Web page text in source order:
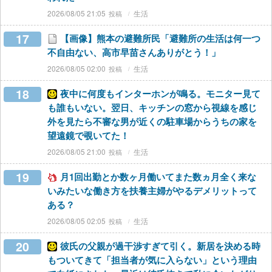
2026/08/05 21:05 生活
17
【画像】熊本の避難所民「避難所の生活は何一つ
不自由ない、高市早苗さんありがとう！」
2026/08/05 02:00 生活
18
夜中に何度もインターホンが鳴る。モニター見て
も誰もいない。翌日、キッチンの窓から視線を感じ
外を見たら不審な男が近くの駐車場からうちの家を
望遠鏡で覗いてた！
2026/08/05 21:00 生活
19
月1回出勤とか数ヶ月働いてまた数ヵ月全く来な
いみたいな働き方を扶養主婦がやるデメリットって
ある？
2026/08/05 02:05 生活
20
彼氏の父親が過干渉すぎて引く。新居を決める時
もついてきて「担当者が気に入らない」という理由